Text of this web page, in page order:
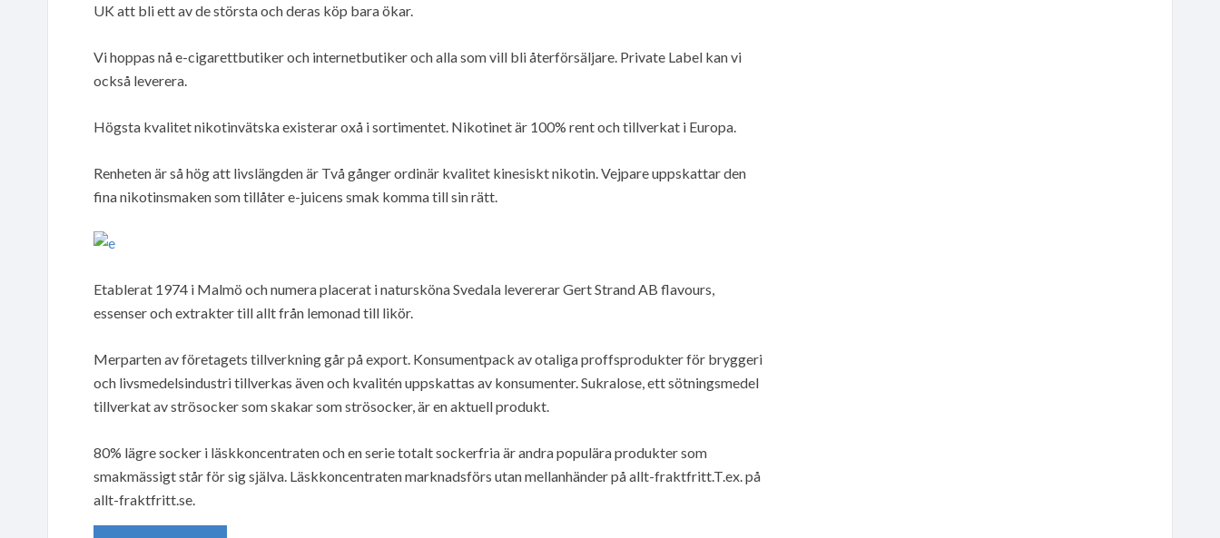
UK att bli ett av de största och deras köp bara ökar.
Vi hoppas nå e-cigarettbutiker och internetbutiker och alla som vill bli återförsäljare. Private Label kan vi
också leverera.
Högsta kvalitet nikotinvätska existerar oxå i sortimentet. Nikotinet är 100% rent och tillverkat i Europa.
Renheten är så hög att livslängden är Två gånger ordinär kvalitet kinesiskt nikotin. Vejpare uppskattar den
fina nikotinsmaken som tillåter e-juicens smak komma till sin rätt.
Etablerat 1974 i Malmö och numera placerat i natursköna Svedala levererar Gert Strand AB flavours,
essenser och extrakter till allt från lemonad till likör.
Merparten av företagets tillverkning går på export. Konsumentpack av otaliga proffsprodukter för bryggeri
och livsmedelsindustri tillverkas även och kvalitén uppskattas av konsumenter. Sukralose, ett sötningsmedel
tillverkat av strösocker som skakar som strösocker, är en aktuell produkt.
80% lägre socker i läskkoncentraten och en serie totalt sockerfria är andra populära produkter som
smakmässigt står för sig själva. Läskkoncentraten marknadsförs utan mellanhänder på allt-fraktfritt.T.ex. på
allt-fraktfritt.se.